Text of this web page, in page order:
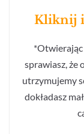
Kliknij i
sprawiasz, że
utrzymujemy
dokładasz